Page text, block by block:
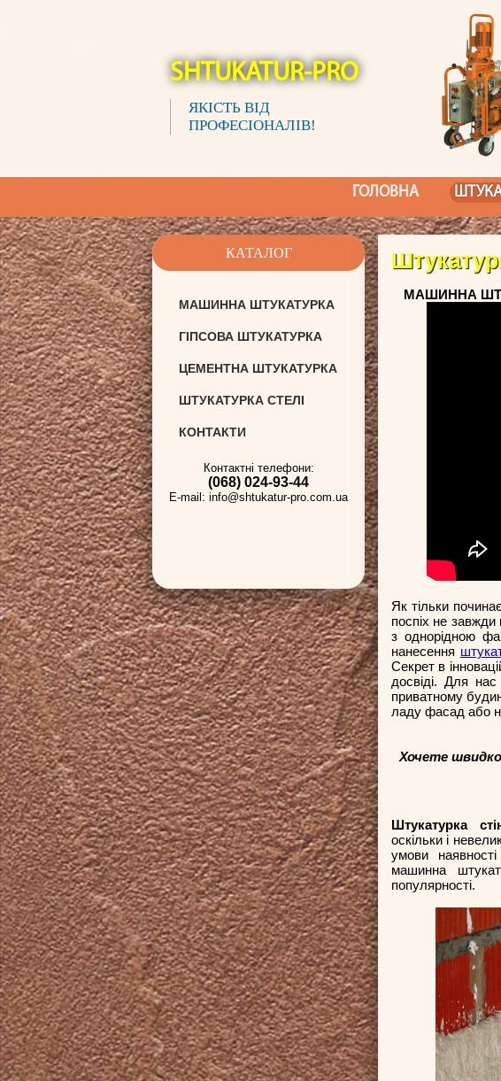
SHTUKATUR-PRO
ЯКІСТЬ ВІД
ПРОФЕСІОНАЛІВ!
ГОЛОВНА
КАТАЛОГ
МАШИННА ШТУКАТУРКА
ГІПСОВА ШТУКАТУРКА
ЦЕМЕНТНА ШТУКАТУРКА
ШТУКАТУРКА СТЕЛІ
КОНТАКТИ
Контактнi телефони:
(068) 024-93-44
E-mail: info@shtukatur-pro.com.ua
МАШИННА
Як тільки
поспіх не завжди
з однорідною
нанесення
Секрет в
досвіді. Для
приватному
ладу фасад або
Хочете
Штукатурка
оскільки і
умови
машинна
популярності.